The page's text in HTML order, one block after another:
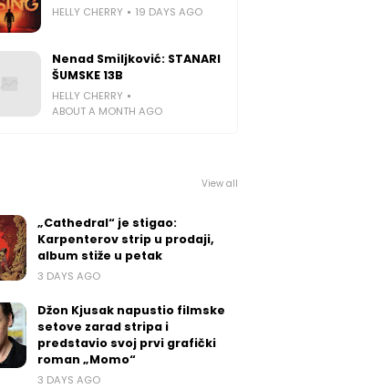
HELLY CHERRY 19 DAYS AGO
Nenad Smiljković: STANARI
ŠUMSKE 13B
HELLY CHERRY
ABOUT A MONTH AGO
View all
„Cathedral“ je stigao:
Karpenterov strip u prodaji,
album stiže u petak
3 DAYS AGO
Džon Kjusak napustio filmske
setove zarad stripa i
predstavio svoj prvi grafički
roman „Momo“
3 DAYS AGO